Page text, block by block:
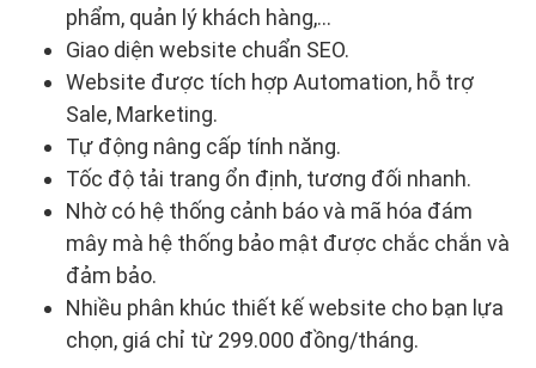
phẩm, quản lý khách hàng,...
Giao diện website chuẩn SEO.
Website được tích hợp Automation, hỗ trợ
Sale, Marketing.
Tự động nâng cấp tính năng.
Tốc độ tải trang ổn định, tương đối nhanh.
Nhờ có hệ thống cảnh báo và mã hóa đám
mây mà hệ thống bảo mật được chắc chắn và
đảm bảo.
Nhiều phân khúc thiết kế website cho bạn lựa
chọn, giá chỉ từ 299.000 đồng/tháng.